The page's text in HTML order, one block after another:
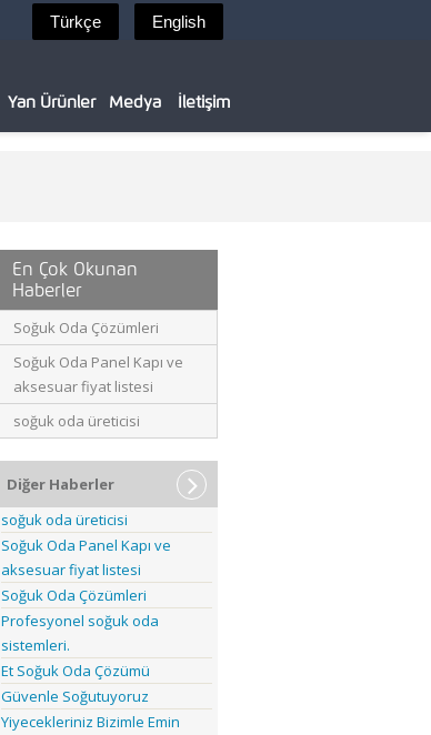
Yan Ürünler Medya İletişim
En Çok Okunan
Haberler
Soğuk Oda Çözümleri
Soğuk Oda Panel Kapı ve
aksesuar fiyat listesi
soğuk oda üreticisi
Diğer Haberler
soğuk oda üreticisi
Soğuk Oda Panel Kapı ve
aksesuar fiyat listesi
Soğuk Oda Çözümleri
Profesyonel soğuk oda
sistemleri.
Et Soğuk Oda Çözümü
Güvenle Soğutuyoruz
Yiyecekleriniz Bizimle Emin